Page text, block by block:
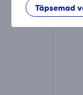
Täpsemad